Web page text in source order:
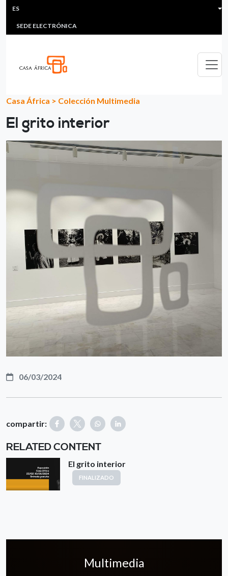
Pasar al contenido principal
HEADER MENU
MULTIMEDIA
SEDE ELECTRÓNICA
ES
Casa África > Colección Multimedia
El grito interior
06/03/2024
compartir:
RELATED CONTENT
El grito interior
FINALIZADO
Multimedia